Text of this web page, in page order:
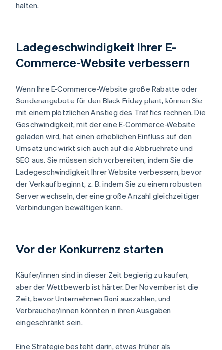
halten.
Ladegeschwindigkeit Ihrer E-
Commerce-Website verbessern
Wenn Ihre E-Commerce-Website große Rabatte oder
Sonderangebote für den Black Friday plant, können Sie
mit einem plötzlichen Anstieg des Traffics rechnen. Die
Geschwindigkeit, mit der eine E-Commerce-Website
geladen wird, hat einen erheblichen Einfluss auf den
Umsatz und wirkt sich auch auf die Abbruchrate und
SEO aus. Sie müssen sich vorbereiten, indem Sie die
Ladegeschwindigkeit Ihrer Website verbessern, bevor
der Verkauf beginnt, z. B. indem Sie zu einem robusten
Server wechseln, der eine große Anzahl gleichzeitiger
Verbindungen bewältigen kann.
Vor der Konkurrenz starten
Käufer/innen sind in dieser Zeit begierig zu kaufen,
aber der Wettbewerb ist härter. Der November ist die
Zeit, bevor Unternehmen Boni auszahlen, und
Verbraucher/innen könnten in ihren Ausgaben
eingeschränkt sein.
Eine Strategie besteht darin, etwas früher als